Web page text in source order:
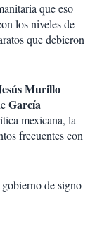
que eso
los niveles de
que debieron
Murillo
García
mexicana, la
frecuentes con
de signo